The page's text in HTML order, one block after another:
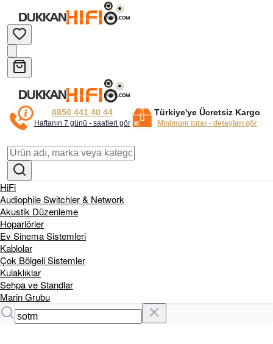
0850 441 40 44
Haftanın 7 günü - saatleri gör
Türkiye'ye Ücretsiz Kargo
Minimum tutar - detayları gör
HiFi
Audiophile Switchler & Network
Akustik Düzenleme
Hoparlörler
Ev Sinema Sistemleri
Kablolar
Çok Bölgeli Sistemler
Kulaklıklar
Sehpa ve Standlar
Marin Grubu